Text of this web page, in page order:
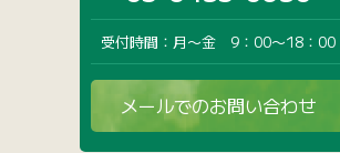
受付時間：月〜金 9：00〜18：00
メールでのお問い合わせ